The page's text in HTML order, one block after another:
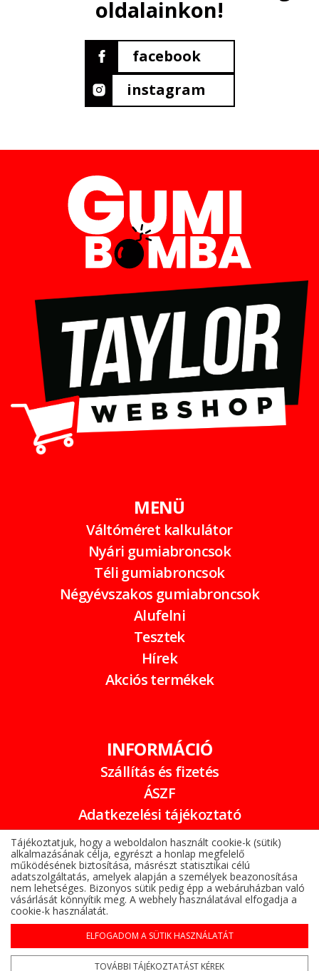
oldalainkon!
facebook
instagram
MENÜ
Váltóméret kalkulátor
Nyári gumiabroncsok
Téli gumiabroncsok
Négyévszakos gumiabroncsok
Alufelni
Tesztek
Hírek
Akciós termékek
INFORMÁCIÓ
Szállítás és fizetés
ÁSZF
Adatkezelési tájékoztató
Garancia
Online elállási nyilatkozat
Copyright © 2022-2026 www.gumibomba.hu
Tájékoztatjuk, hogy a weboldalon használt cookie-k (sütik)
alkalmazásának célja, egyrészt a honlap megfelelő
működésének biztosítása, másrészt statisztikai célú
adatszolgáltatás, amelyek alapján a személyek beazonosítása
nem lehetséges. Bizonyos sütik pedig épp a webáruházban való
vásárlását könnyítik meg. A webhely használatával elfogadja a
cookie-k használatát.
ELFOGADOM A SÜTIK HASZNÁLATÁT
TOVÁBBI TÁJÉKOZTATÁST KÉREK